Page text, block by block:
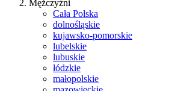
Mężczyźni
Cała Polska
dolnośląskie
kujawsko-pomorskie
lubelskie
lubuskie
łódzkie
małopolskie